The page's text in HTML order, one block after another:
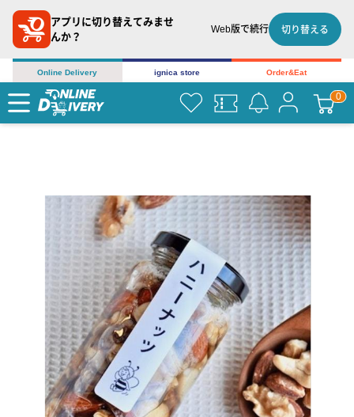
アプリに切り替えてみませ
んか？
Web版で続行 切り替える
Online Delivery ignica store Order&Eat